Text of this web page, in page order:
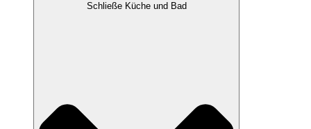
Schließe Küche und Bad